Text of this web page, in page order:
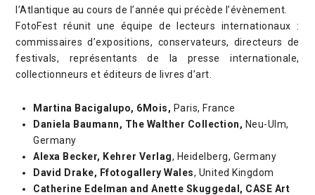
l’Atlantique au cours de l’année qui précède l’évènement.
FotoFest réunit une équipe de lecteurs internationaux :
commissaires d’expositions, conservateurs, directeurs de
festivals, représentants de la presse internationale,
collectionneurs et éditeurs de livres d’art.
Martina Bacigalupo, 6Mois, Paris, France
Daniela Baumann, The Walther Collection, Neu-Ulm,
Germany
Alexa Becker, Kehrer Verlag, Heidelberg, Germany
David Drake, Ffotogallery Wales, United Kingdom
Catherine Edelman and Anette Skuggedal, CASE Art